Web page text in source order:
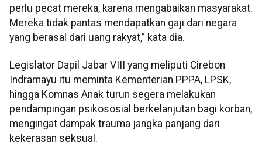
perlu pecat mereka, karena mengabaikan masyarakat.
Mereka tidak pantas mendapatkan gaji dari negara
yang berasal dari uang rakyat,” kata dia.
Legislator Dapil Jabar VIII yang meliputi Cirebon
Indramayu itu meminta Kementerian PPPA, LPSK,
hingga Komnas Anak turun segera melakukan
pendampingan psikososial berkelanjutan bagi korban,
mengingat dampak trauma jangka panjang dari
kekerasan seksual.